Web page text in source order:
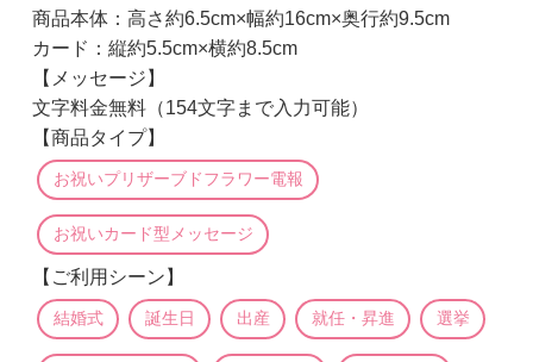
商品本体：高さ約6.5cm×幅約16cm×奥行約9.5cm
カード：縦約5.5cm×横約8.5cm
【メッセージ】
文字料金無料（154文字まで入力可能）
【商品タイプ】
お祝いプリザーブドフラワー電報
お祝いカード型メッセージ
【ご利用シーン】
結婚式 誕生日 出産 就任・昇進 選挙